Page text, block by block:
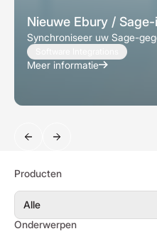
Nieuwe Ebury /
Synchroniseer uw Sage-
Meer informatie
Producten
Onderwerpen